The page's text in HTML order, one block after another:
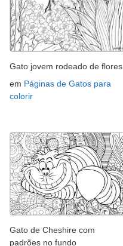
Gato jovem rodeado de flores
em Páginas de Gatos para
colorir
Gato de Cheshire com
padrões no fundo